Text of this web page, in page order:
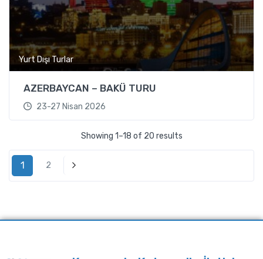
Yurt Dışı Turlar
AZERBAYCAN – BAKÜ TURU
23-27 Nisan 2026
Showing 1–18 of 20 results
1 2 Next